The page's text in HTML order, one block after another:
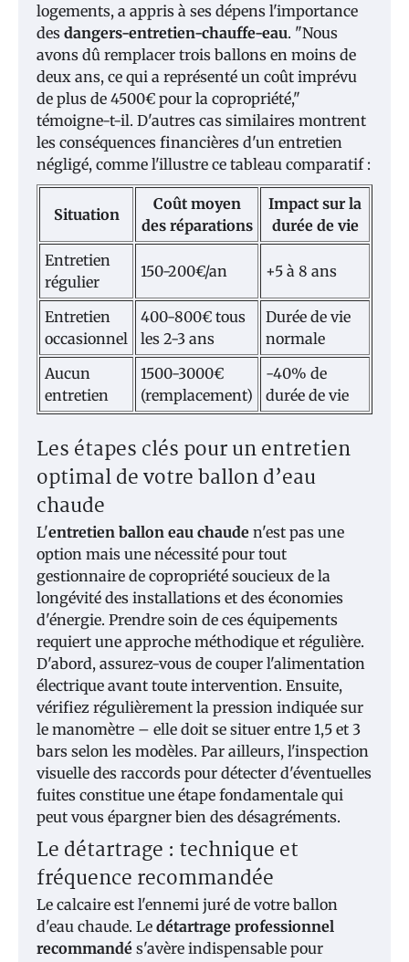
logements, a appris à ses dépens l'importance
des dangers-entretien-chauffe-eau. "Nous
avons dû remplacer trois ballons en moins de
deux ans, ce qui a représenté un coût imprévu
de plus de 4500€ pour la copropriété,"
témoigne-t-il. D'autres cas similaires montrent
les conséquences financières d'un entretien
négligé, comme l'illustre ce tableau comparatif :
Situation
Coût moyen
des réparations
Impact sur la
durée de vie
Entretien
régulier
150-200€/an +5 à 8 ans
Entretien
occasionnel
400-800€ tous
les 2-3 ans
Durée de vie
normale
Aucun
entretien
1500-3000€
(remplacement)
-40% de
durée de vie
Les étapes clés pour un entretien
optimal de votre ballon d’eau
chaude
L'entretien ballon eau chaude n'est pas une
option mais une nécessité pour tout
gestionnaire de copropriété soucieux de la
longévité des installations et des économies
d'énergie. Prendre soin de ces équipements
requiert une approche méthodique et régulière.
D'abord, assurez-vous de couper l'alimentation
électrique avant toute intervention. Ensuite,
vérifiez régulièrement la pression indiquée sur
le manomètre – elle doit se situer entre 1,5 et 3
bars selon les modèles. Par ailleurs, l'inspection
visuelle des raccords pour détecter d'éventuelles
fuites constitue une étape fondamentale qui
peut vous épargner bien des désagréments.
Le détartrage : technique et
fréquence recommandée
Le calcaire est l'ennemi juré de votre ballon
d'eau chaude. Le détartrage professionnel
recommandé s'avère indispensable pour